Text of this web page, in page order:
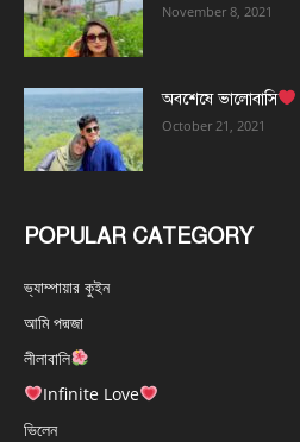
November 8, 2021
অবশেষে ভালোবাসি
October 21, 2021
POPULAR CATEGORY
ভ্যাম্পায়ার কুইন
আমি পদ্মজা
লীলাবালি
Infinite Love
ভিলেন